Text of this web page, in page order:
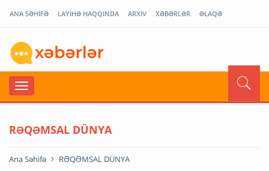
ANA SƏHİFƏ LAYİHƏ HAQQINDA ARXİV XƏBƏRLƏR ƏLAQƏ
RƏQƏMSAL DÜNYA
Ana Səhifə RƏQƏMSAL DÜNYA